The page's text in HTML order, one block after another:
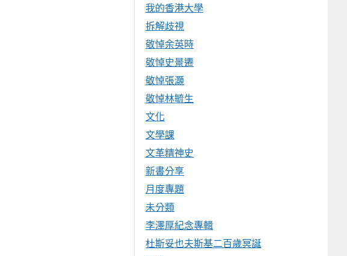
我的香港大學
拆解歧視
敬悼余英時
敬悼史景遷
敬悼張灝
敬悼林毓生
文化
文學課
文革精神史
新書分享
月度專題
未分類
李澤厚紀念專輯
杜斯妥也夫斯基二百歲冥誕